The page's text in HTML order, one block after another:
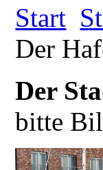
Start
Der
Der
bitte